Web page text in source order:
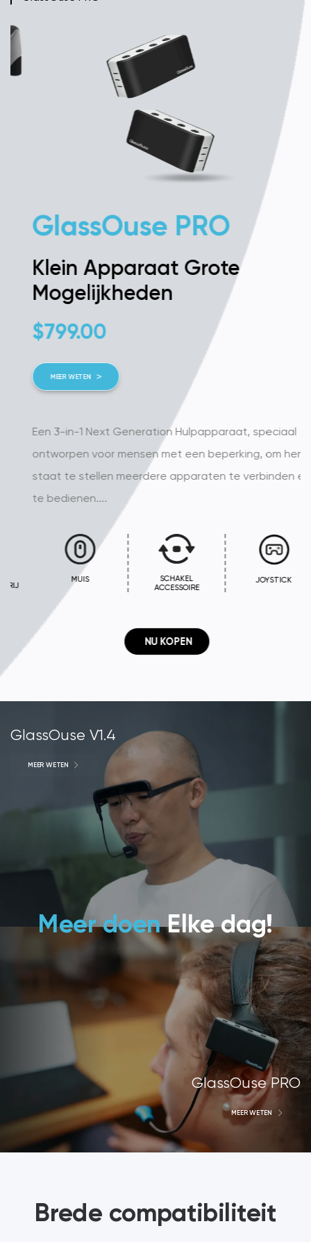
GlassOuse PRO
Klein Apparaat Grote
Mogelijkheden
799.00
MEER WETEN
Een 3-in-1 Next Generation Hulpapparaat, speciaal
ontworpen voor mensen met een beperking, om hen in
staat te stellen meerdere apparaten te verbinden en
te bedienen....
SCHAKEL
ACCESSOIRE
JOYSTICK
NU KOPEN
Meer doenElke dag!
GlassOuse V1.4
MEER WETEN
GlassOuse PRO
MEER WETEN
Brede compatibiliteit